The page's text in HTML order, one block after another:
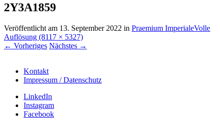
2Y3A1859
Veröffentlicht am 13. September 2022 in Praemium ImperialeVolle
Auflösung (8117 × 5327)
← Vorheriges Nächstes →
Kontakt
Impressum / Datenschutz
LinkedIn
Instagram
Facebook